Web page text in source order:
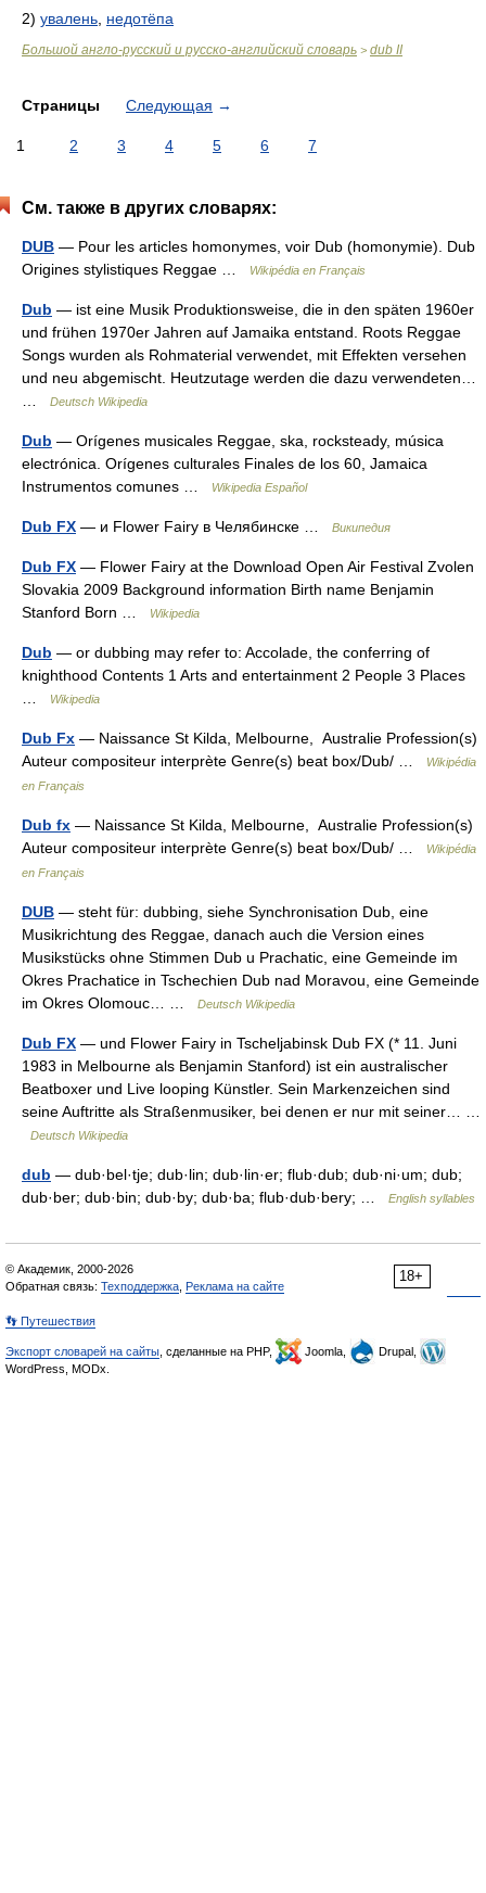
2) увалень недотёпа
Большой англо-русский и русско-английский словарь > dub II
Страницы Следующая →
1 2 3 4 5 6 7
См. также в других словарях:
DUB — Pour les articles homonymes, voir Dub (homonymie). Dub
Origines stylistiques Reggae …
Wikipédia en Français
Dub — ist eine Musik Produktionsweise, die in den späten 1960er
und frühen 1970er Jahren auf Jamaika entstand. Roots Reggae
Songs wurden als Rohmaterial verwendet, mit Effekten versehen
und neu abgemischt. Heutzutage werden die dazu verwendeten…
Deutsch Wikipedia
Dub — Orígenes musicales Reggae, ska, rocksteady, música
electrónica. Orígenes culturales Finales de los 60, Jamaica
Instrumentos comunes …
Wikipedia Español
Dub FX — и Flower Fairy в Челябинске … Википедия
Dub FX — Flower Fairy at the Download Open Air Festival Zvolen
Slovakia 2009 Background information Birth name Benjamin
Stanford Born …
Wikipedia
Dub — or dubbing may refer to: Accolade, the conferring of
knighthood Contents 1 Arts and entertainment 2 People 3 Places
Wikipedia
Dub Fx — Naissance St Kilda, Melbourne, Australie Profession(s)
Auteur compositeur interprète Genre(s) beat box/Dub/ …
Wikipédia
en Français
Dub fx — Naissance St Kilda, Melbourne, Australie Profession(s)
Auteur compositeur interprète Genre(s) beat box/Dub/ …
Wikipédia
en Français
DUB — steht für: dubbing, siehe Synchronisation Dub, eine
Musikrichtung des Reggae, danach auch die Version eines
Musikstücks ohne Stimmen Dub u Prachatic, eine Gemeinde im
Okres Prachatice in Tschechien Dub nad Moravou, eine Gemeinde
im Okres Olomouc… …
Deutsch Wikipedia
Dub FX — und Flower Fairy in Tscheljabinsk Dub FX (* 11. Juni
1983 in Melbourne als Benjamin Stanford) ist ein australischer
Beatboxer und Live looping Künstler. Sein Markenzeichen sind
seine Auftritte als Straßenmusiker, bei denen er nur mit seiner… …
Deutsch Wikipedia
dub — dub·bel·tje; dub·lin; dub·lin·er; flub·dub; dub·ni·um; dub;
dub·ber; dub·bin; dub·by; dub·ba; flub·dub·bery; …
English syllables
18+
© Академик, 2000-2026
Обратная связь: Техподдержка Реклама на сайте
👣 Путешествия
Экспорт словарей на сайты , сделанные на PHP, Joomla,
Drupal,
WordPress, MODx.